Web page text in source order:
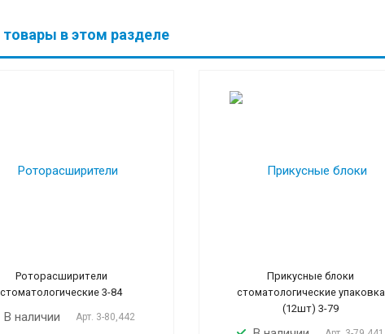
товары в этом разделе
Роторасширители
стоматологические 3-84
В наличии Арт. 3-80,442
Прикусные блоки
стоматологические упаковка
(12шт) 3-79